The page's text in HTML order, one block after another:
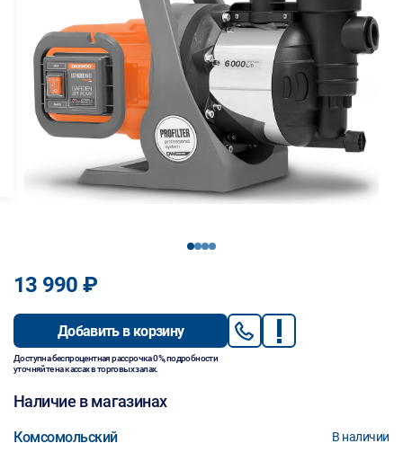
1234
13 990 ₽
Добавить в корзину
Доступна беспроцентная рассрочка 0%, подробности
уточняйте на кассах в торговых залах.
Наличие в магазинах
Комсомольский В наличии